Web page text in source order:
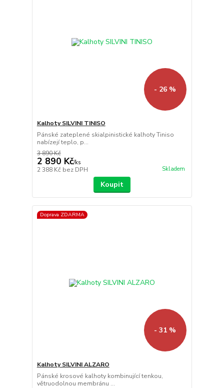
- 26 %
Kalhoty SILVINI TINISO
Pánské zateplené skialpinistické kalhoty Tiniso
nabízejí teplo, p...
3 890 Kč
2 890 Kč/ks
2 388 Kč bez DPH Skladem
Koupit
Doprava ZDARMA
- 31 %
Kalhoty SILVINI ALZARO
Pánské krosové kalhoty kombinující tenkou,
větruodolnou membránu ...